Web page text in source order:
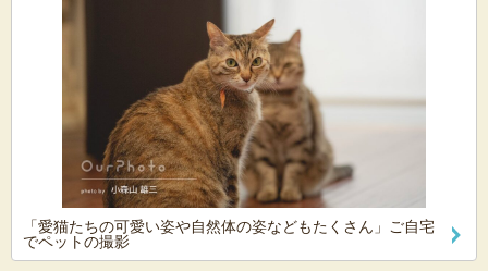
「愛猫たちの可愛い姿や自然体の姿などもたくさん」ご自宅
でペットの撮影